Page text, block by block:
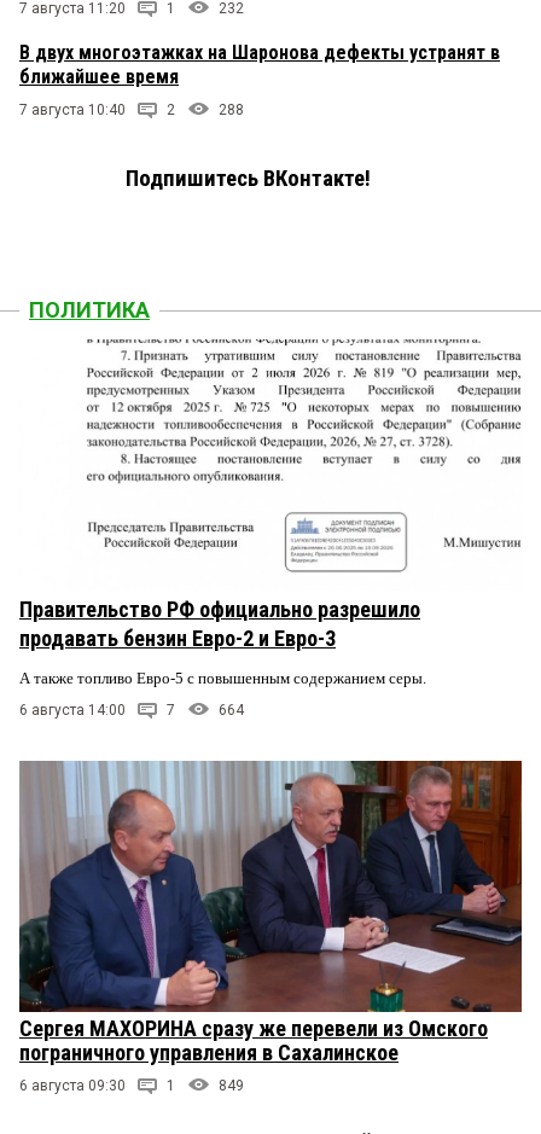
7 августа 11:20 1 232
В двух многоэтажках на Шаронова дефекты устранят в
ближайшее время
7 августа 10:40 2 288
Подпишитесь ВКонтакте!
ПОЛИТИКА
Правительство РФ официально разрешило
продавать бензин Евро-2 и Евро-3
А также топливо Евро-5 с повышенным содержанием серы.
6 августа 14:00 7 664
Сергея МАХОРИНА сразу же перевели из Омского
пограничного управления в Сахалинское
6 августа 09:30 1 849